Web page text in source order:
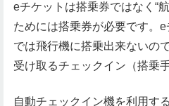
eチケットは搭乗券ではなく“
ためには搭乗券が必要です。
では飛行機に搭乗出来ないの
受け取るチェックイン（搭乗
自動チェックイン機を利用す